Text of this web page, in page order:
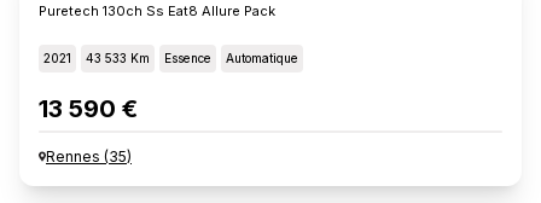
Puretech 130ch Ss Eat8 Allure Pack
2021 43 533 Km Essence Automatique
13 590 €
Rennes (35)